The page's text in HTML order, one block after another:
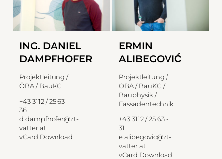
ING. DANIEL
DAMPFHOFER
Projektleitung /
ÖBA / BauKG
+43 3112 / 25 63 -
36
d.dampfhofer@zt-
vatter.at
vCard Download
ERMIN
ALIBEGOVIĆ
Projektleitung /
ÖBA / BauKG /
Bauphysik /
Fassadentechnik
+43 3112 / 25 63 -
31
e.alibegovic@zt-
vatter.at
vCard Download